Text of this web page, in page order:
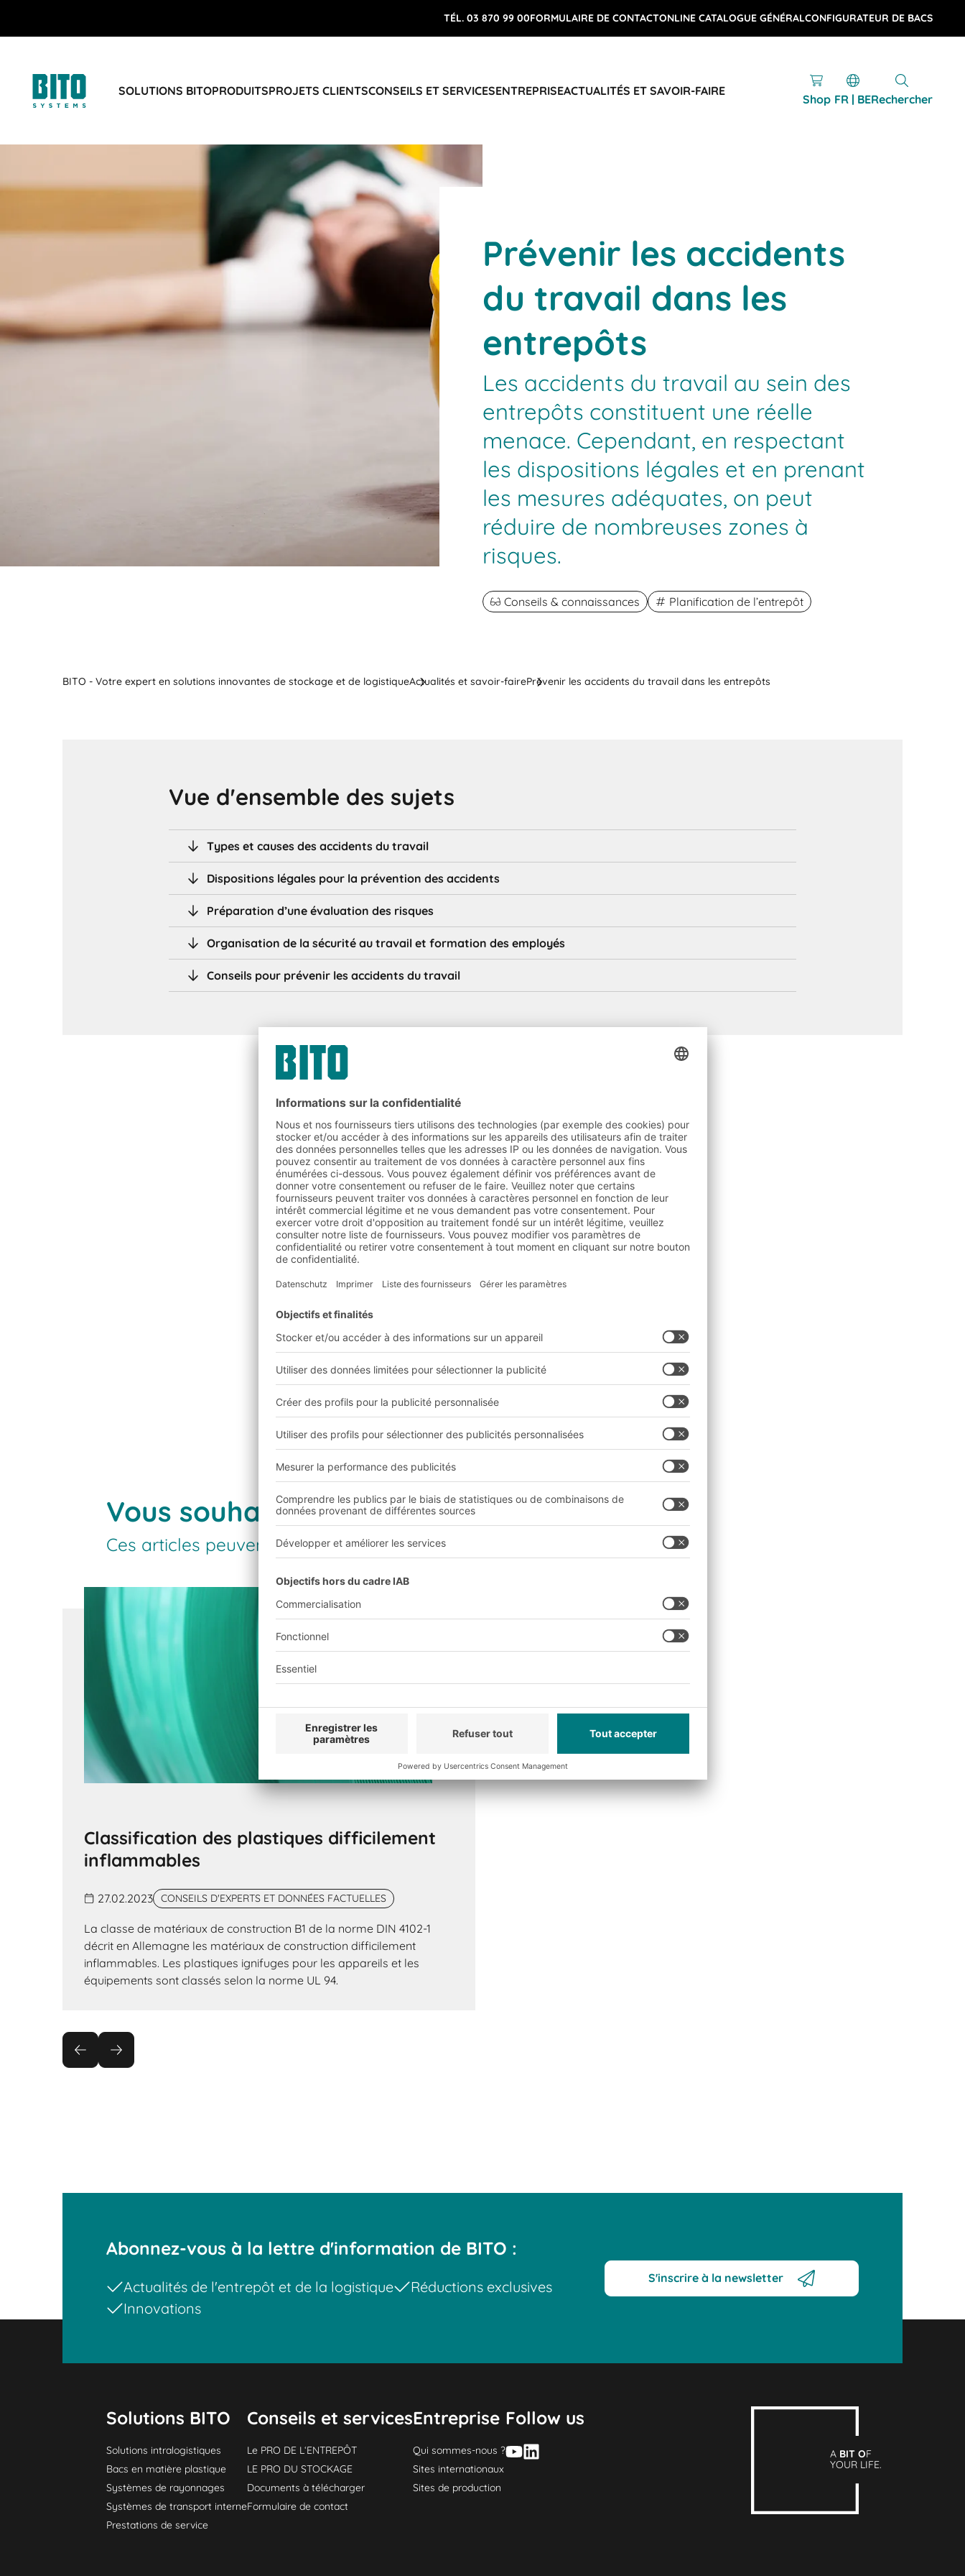
TÉL. 03 870 99 00FORMULAIRE DE CONTACTONLINE CATALOGUE GÉNÉRALCONFIGURATEUR DE BACS
SOLUTIONS BITOPRODUITSPROJETS CLIENTSCONSEILS ET SERVICESENTREPRISEACTUALITÉS ET SAVOIR-FAIRE
Shop FR | BERechercher
Prévenir les accidents
du travail dans les
entrepôts
Les accidents du travail au sein des
entrepôts constituent une réelle
menace. Cependant, en respectant
les dispositions légales et en prenant
les mesures adéquates, on peut
réduire de nombreuses zones à
risques.
Conseils & connaissances Planification de l’entrepôt
BITO - Votre expert en solutions innovantes de stockage et de logistiqueActualités et savoir-fairePrévenir les accidents du travail dans les entrepôts
Vue d'ensemble des sujets
Types et causes des accidents du travail
Dispositions légales pour la prévention des accidents
Préparation d’une évaluation des risques
Organisation de la sécurité au travail et formation des employés
Conseils pour prévenir les accidents du travail
28/10/2020
PARTAGER
Vous souhaitez en savoir plus ?
Ces articles peuvent également vous intéresser :
Classification des plastiques difficilement
inflammables
27.02.2023 CONSEILS D'EXPERTS ET DONNÉES FACTUELLES
La classe de matériaux de construction B1 de la norme DIN 4102-1
décrit en Allemagne les matériaux de construction difficilement
inflammables. Les plastiques ignifuges pour les appareils et les
équipements sont classés selon la norme UL 94.
Abonnez-vous à la lettre d'information de BITO :
Actualités de l'entrepôt et de la logistique
Réductions exclusives
Innovations
S'inscrire à la newsletter
Solutions BITO
Solutions intralogistiques
Bacs en matière plastique
Systèmes de rayonnages
Systèmes de transport interne
Prestations de service
Conseils et services
Le PRO DE L‘ENTREPÔT
LE PRO DU STOCKAGE
Documents à télécharger
Formulaire de contact
Entreprise
Qui sommes-nous ?
Sites internationaux
Sites de production
Follow us
A BIT OF
YOUR LIFE.